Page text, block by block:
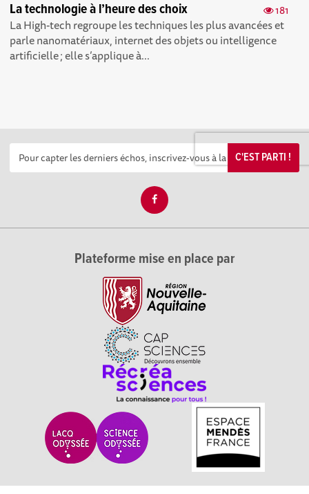
181
La technologie à l’heure des choix
La High-tech regroupe les techniques les plus avancées et
parle nanomatériaux, internet des objets ou intelligence
artificielle ; elle s’applique à...
C'EST PARTI !
Plateforme mise en place par